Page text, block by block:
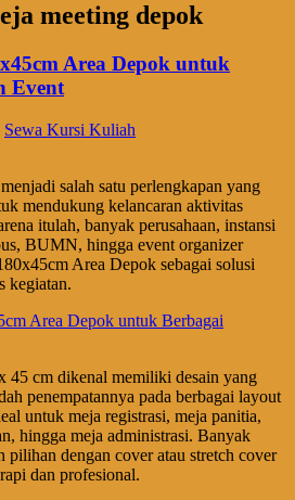
meeting depok
Area Depok untuk
Event
Sewa Kursi Kuliah
salah satu perlengkapan yang
mendukung kelancaran aktivitas
itulah, banyak perusahaan, instansi
BUMN, hingga event organizer
Area Depok sebagai solusi
kegiatan.
45 cm dikenal memiliki desain yang
penempatannya pada berbagai layout
untuk meja registrasi, meja panitia,
hingga meja administrasi. Banyak
pilihan dengan cover atau stretch cover
dan profesional.